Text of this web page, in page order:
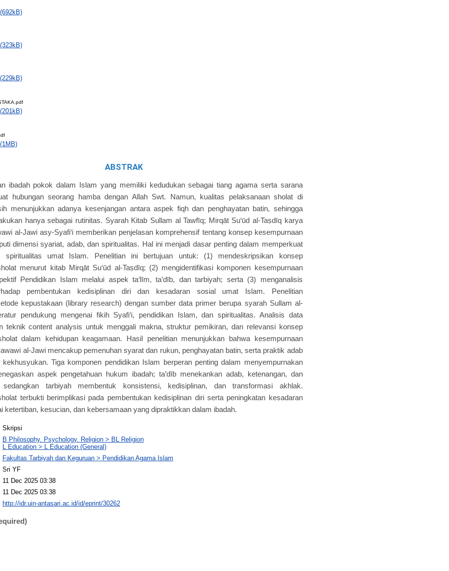
ABSTRAK
ibadah pokok dalam Islam yang memiliki kedudukan sebagai tiang agama serta sarana
hubungan seorang hamba dengan Allah Swt. Namun, kualitas pelaksanaan sholat di
menunjukkan adanya kesenjangan antara aspek fiqh dan penghayatan batin, sehingga
hanya sebagai rutinitas. Syarah Kitab Sullam al Tawfīq; Mirqāt Su‘ūd al-Taṣdīq karya
al-Jawi asy-Syafi‘i memberikan penjelasan komprehensif tentang konsep kesempurnaan
dimensi syariat, adab, dan spiritualitas. Hal ini menjadi dasar penting dalam memperkuat
spiritualitas umat Islam. Penelitian ini bertujuan untuk: (1) mendeskripsikan konsep
menurut kitab Mirqāt Su‘ūd al-Taṣdīq; (2) mengidentifikasi komponen kesempurnaan
Pendidikan Islam melalui aspek ta‘līm, ta’dīb, dan tarbiyah; serta (3) menganalisis
pembentukan kedisiplinan diri dan kesadaran sosial umat Islam. Penelitian
kepustakaan (library research) dengan sumber data primer berupa syarah Sullam al-
pendukung mengenai fikih Syafi‘i, pendidikan Islam, dan spiritualitas. Analisis data
teknik content analysis untuk menggali makna, struktur pemikiran, dan relevansi konsep
dalam kehidupan keagamaan. Hasil penelitian menunjukkan bahwa kesempurnaan
al-Jawi mencakup pemenuhan syarat dan rukun, penghayatan batin, serta praktik adab
Tiga komponen pendidikan Islam berperan penting dalam menyempurnakan
aspek pengetahuan hukum ibadah; ta’dīb menekankan adab, ketenangan, dan
tarbiyah membentuk konsistensi, kedisiplinan, dan transformasi akhlak.
terbukti berimplikasi pada pembentukan kedisiplinan diri serta peningkatan kesadaran
ketertiban, kesucian, dan kebersamaan yang dipraktikkan dalam ibadah.
Skripsi
B Philosophy. Psychology. Religion > BL Religion
L Education > L Education (General)
Fakultas Tarbiyah dan Keguruan > Pendidikan Agama Islam
Sri YF
11 Dec 2025 03:38
11 Dec 2025 03:38
http://idr.uin-antasari.ac.id/id/eprint/30262